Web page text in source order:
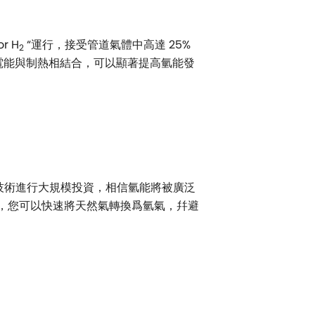
H2 “運行，接受管道氣體中高達 25%
與制熱相結合，可以顯著提高氫能發
進行大規模投資，相信氫能將被廣泛
您可以快速將天然氣轉換爲氫氣，幷避